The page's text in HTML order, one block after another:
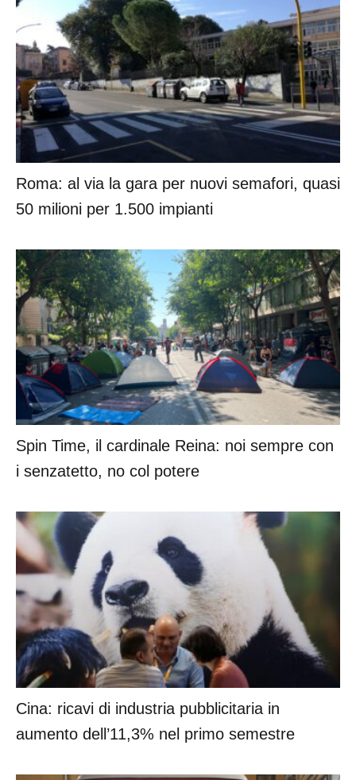
Roma: al via la gara per nuovi semafori, quasi
50 milioni per 1.500 impianti
Spin Time, il cardinale Reina: noi sempre con
i senzatetto, no col potere
Cina: ricavi di industria pubblicitaria in
aumento dell’11,3% nel primo semestre